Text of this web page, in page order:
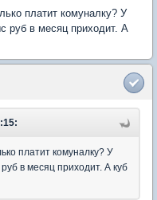
платит комуналку? У
руб в месяц приходит. А
платит комуналку? У
в месяц приходит. А куб